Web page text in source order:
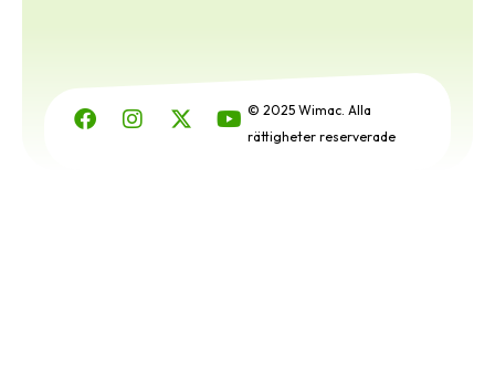
© 2025 Wimac. Alla
rättigheter reserverade